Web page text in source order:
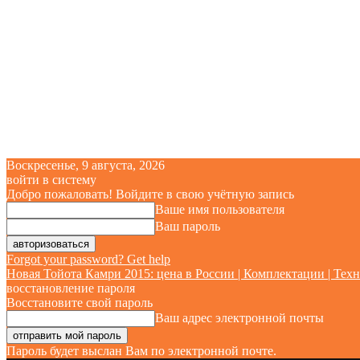
Воскресенье, 9 августа, 2026
войти в систему
Добро пожаловать! Войдите в свою учётную запись
Ваше имя пользователя
Ваш пароль
Forgot your password? Get help
Новая Тойота Камри 2015: цена в России | Комплектации |
восстановление пароля
Восстановите свой пароль
Ваш адрес электронной почты
Пароль будет выслан Вам по электронной почте.